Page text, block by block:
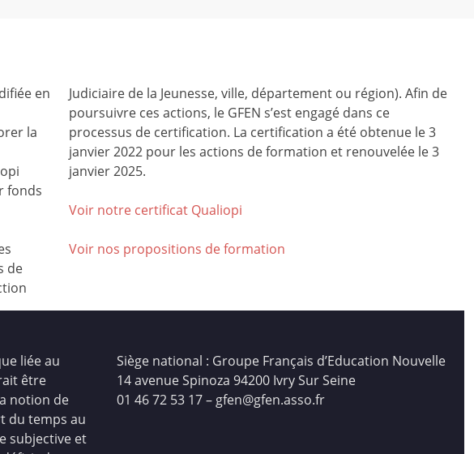
en
la
fonds
de
Judiciaire de la Jeunesse, ville, département ou région). Afin de
poursuivre ces actions, le GFEN s’est engagé dans ce
processus de certification. La certification a été obtenue le 3
janvier 2022 pour les actions de formation et renouvelée le 3
janvier 2025.
Voir notre certificat Qualiopi
Voir nos propositions de formation
liée au
être
notion de
du temps au
subjective et
Siège national : Groupe Français d’Education Nouvelle
14 avenue Spinoza 94200 Ivry Sur Seine
01 46 72 53 17 – gfen@gfen.asso.fr